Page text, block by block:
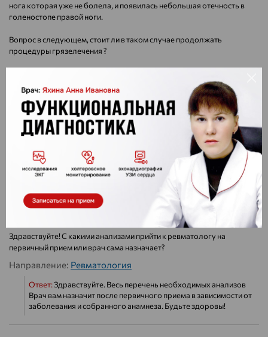
нога которая уже не болела, и появилась небольшая отечность в
голеностопе правой ноги.
Вопрос в следующем, стоит ли в таком случае продолжать
процедуры грязелечения ?
мед. полиса. А на частную клинику в данный момент нет средств.
P.S. Понимаю, что если это артрит, то запускать его тоже нельзя.
Самоназначать себе Сульфасалазин не решилась, решила пока
ограничится грязелечением.
Ответ:Здравствуйте! Не стоит заниматься самолечением и
самодиагностикой , обратитесь к специалисту . Врач
ревматолог Вам поможет с диагнозом и рекомендациями .
Необходимо сдать анализы
Здравствуйте! С какими анализами прийти к ревматологу на
первичный прием или врач сама назначает?
Направление: Ревматология
Ответ:Здравствуйте. Весь перечень необходимых анализов
Врач вам назначит после первичного приема в зависимости от
заболевания и собранного анамнеза. Будьте здоровы!